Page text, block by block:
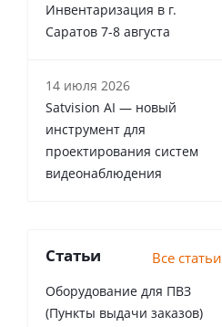
Инвентаризация в г.
Саратов 7-8 августа
14 июля 2026
Satvision AI — новый
инструмент для
проектирования систем
видеонаблюдения
Статьи Все статьи
Оборудование для ПВЗ
(Пункты выдачи заказов)